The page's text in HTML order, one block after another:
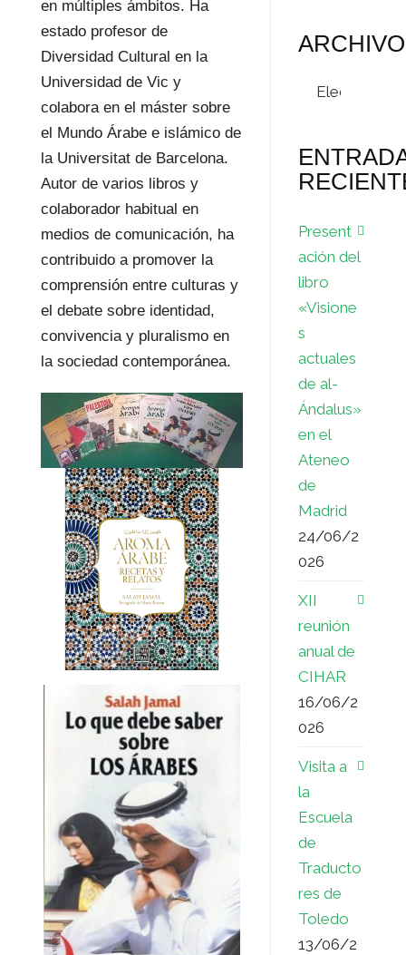
en múltiples ámbitos. Ha
estado profesor de
Diversidad Cultural en la
Universidad de Vic y
colabora en el máster sobre
el Mundo Árabe e islámico de
la Universitat de Barcelona.
Autor de varios libros y
colaborador habitual en
medios de comunicación, ha
contribuido a promover la
comprensión entre culturas y
el debate sobre identidad,
convivencia y pluralismo en
la sociedad contemporánea.
Present
ación del
libro
«Visione
s
actuales
de al-
Ándalus»
en el
Ateneo
de
Madrid
24/06/2
026
XII
reunión
anual de
CIHAR
16/06/2
026
Visita a
la
Escuela
de
Traducto
res de
Toledo
13/06/2